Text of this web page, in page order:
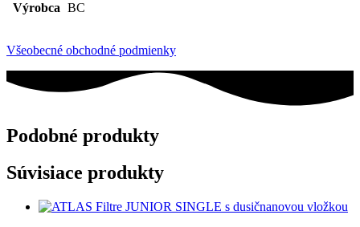
Výrobca BC
Všeobecné obchodné podmienky
Podobné produkty
Súvisiace produkty